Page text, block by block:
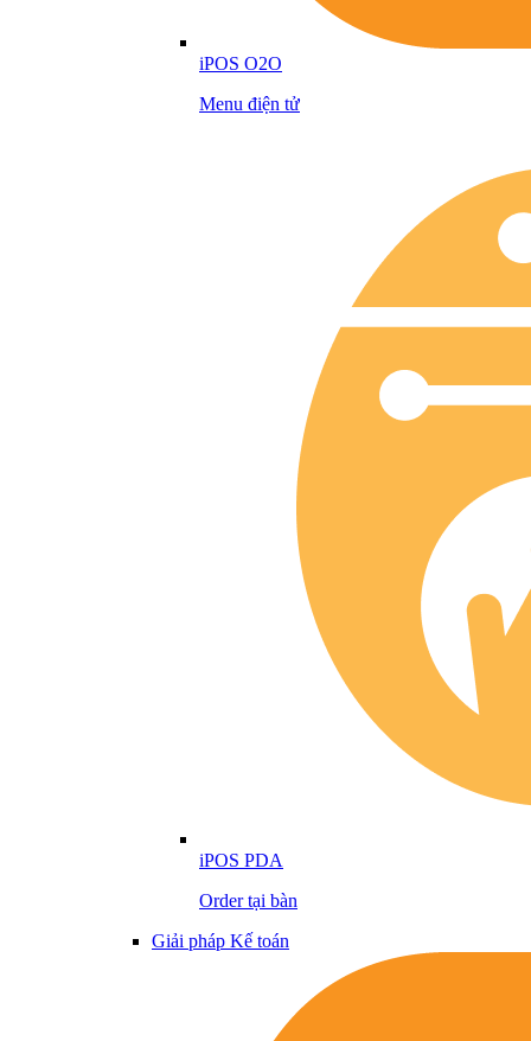
iPOS O2O
Menu điện tử
iPOS PDA
Order tại bàn
Giải pháp Kế toán